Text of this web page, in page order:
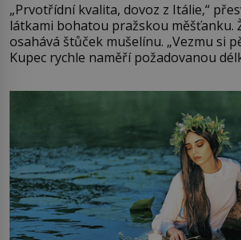
„Prvotřídní kvalita, dovoz z Itálie,“
látkami bohatou pražskou měšťanku.
osahává štůček mušelínu. „Vezmu si
Kupec rychle naměří požadovanou
milostpaní. Stačí jenom na sukni,“
množství růžového mušelínu. „Ošidili
Vezme do ruky dřevěnou